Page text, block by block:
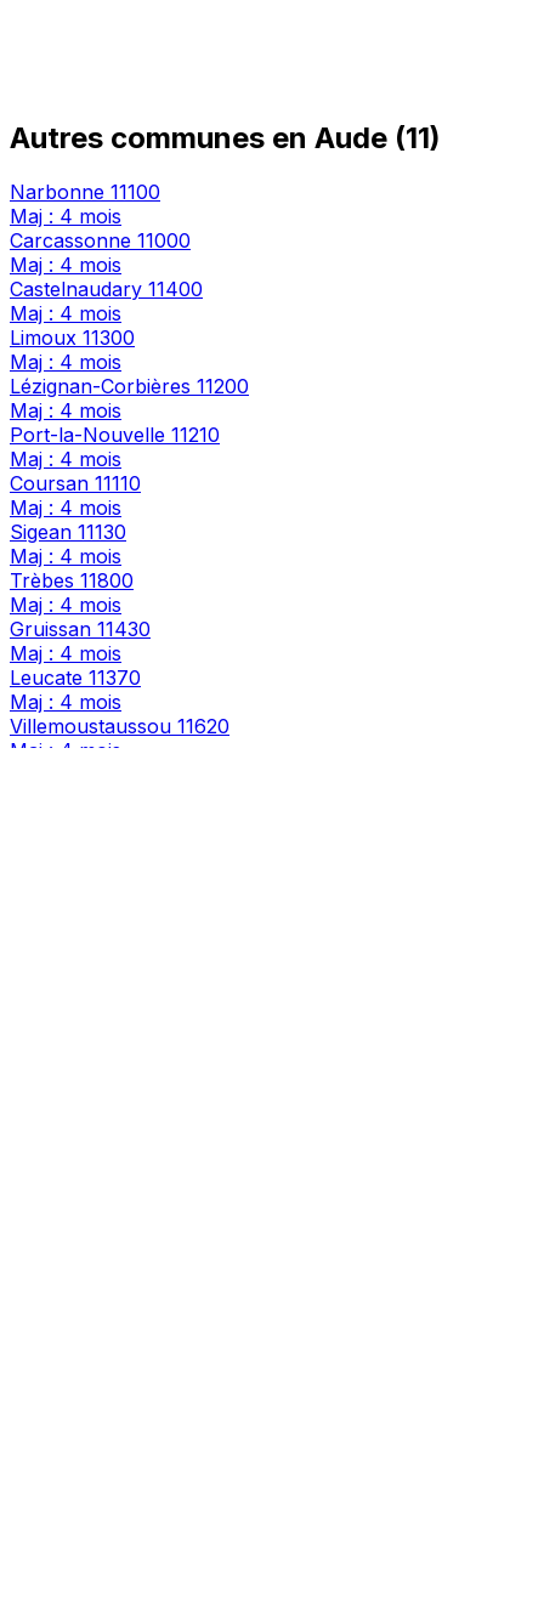
Autres communes en Aude (11)
Narbonne 11100
Maj : 4 mois
Carcassonne 11000
Maj : 4 mois
Castelnaudary 11400
Maj : 4 mois
Limoux 11300
Maj : 4 mois
Lézignan-Corbières 11200
Maj : 4 mois
Port-la-Nouvelle 11210
Maj : 4 mois
Coursan 11110
Maj : 4 mois
Sigean 11130
Maj : 4 mois
Trèbes 11800
Maj : 4 mois
Gruissan 11430
Maj : 4 mois
Leucate 11370
Maj : 4 mois
Villemoustaussou 11620
Maj : 4 mois